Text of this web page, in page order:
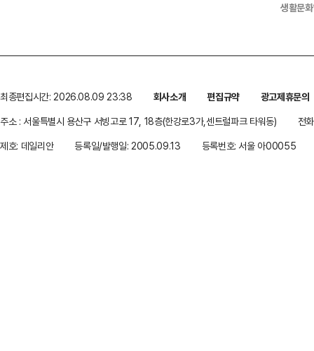
생활문
최종편집시간: 2026.08.09 23:38 회사소개 편집규약
광고제휴문의
주소 : 서울특별시 용산구 서빙고로 17, 18층(한강로3가,센트럴파크 타워동)
전
제호: 데일리안
등록일/발행일: 2005.09.13 등록번호: 서울 아00055